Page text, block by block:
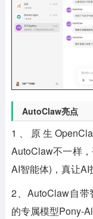
AutoClaw亮点
1、原生
AutoClaw不一样
AI智能体)，真让AI
2、AutoClaw自
的专属模型Pony-